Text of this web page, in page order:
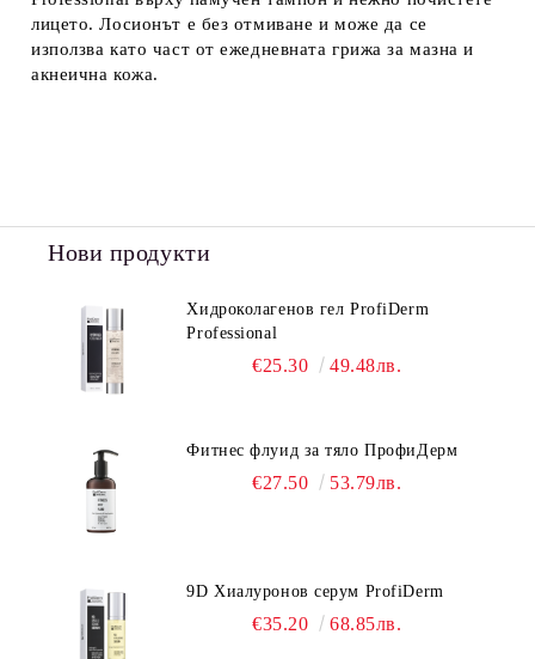
лицето. Лосионът е без отмиване и може да се
използва като част от ежедневната грижа за мазна и
акнеична кожа.
Нови продукти
Хидроколагенов гел ProfiDerm
Professional
€25.30 49.48лв.
Фитнес флуид за тяло ПрофиДерм
€27.50 53.79лв.
9D Хиалуронов серум ProfiDerm
€35.20 68.85лв.